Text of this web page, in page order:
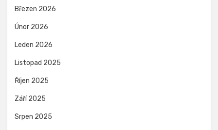
Březen 2026
Únor 2026
Leden 2026
Listopad 2025
Říjen 2025
Září 2025
Srpen 2025